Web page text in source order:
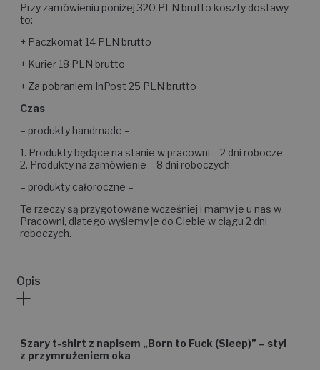
Przy zamówieniu poniżej 320 PLN brutto koszty dostawy
to:
+ Paczkomat 14 PLN brutto
+ Kurier 18 PLN brutto
+ Za pobraniem InPost 25 PLN brutto
Czas
– produkty handmade –
1. Produkty będące na stanie w pracowni – 2 dni robocze
2. Produkty na zamówienie – 8 dni roboczych
– produkty całoroczne –
Te rzeczy są przygotowane wcześniej i mamy je u nas w
Pracowni, dlatego wyślemy je do Ciebie w ciągu 2 dni
roboczych.
Opis
Szary t-shirt z napisem „Born to Fuck (Sleep)” – styl
z przymrużeniem oka